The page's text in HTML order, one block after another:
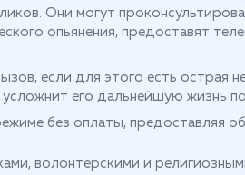
Они могут
опьянения, предоставят
если для этого есть острая
его дальнейшую жизнь
без оплаты, предоставляя
волонтерскими и